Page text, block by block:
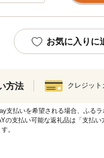
お気に入りに
方法 クレジット
支払いを希望される場合、ふるラ
の支払い可能な返礼品は「支払
。